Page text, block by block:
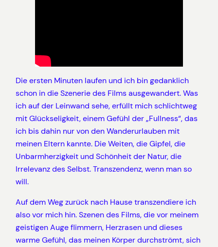
Die ersten Minuten laufen und ich bin gedanklich
schon in die Szenerie des Films ausgewandert. Was
ich auf der Leinwand sehe, erfüllt mich schlichtweg
mit Glückseligkeit, einem Gefühl der „Fullness“, das
ich bis dahin nur von den Wanderurlauben mit
meinen Eltern kannte. Die Weiten, die Gipfel, die
Unbarmherzigkeit und Schönheit der Natur, die
Irrelevanz des Selbst. Transzendenz, wenn man so
will.
Auf dem Weg zurück nach Hause transzendiere ich
also vor mich hin. Szenen des Films, die vor meinem
geistigen Auge flimmern, Herzrasen und dieses
warme Gefühl, das meinen Körper durchströmt, sich